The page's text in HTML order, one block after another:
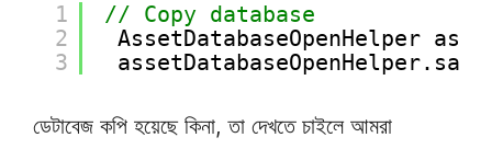
1
2
3
// Copy database
AssetDatabaseOpenHelper
ডেটাবেজ কপি হয়েছে কিনা, তা দেখতে চাইলে আমরা